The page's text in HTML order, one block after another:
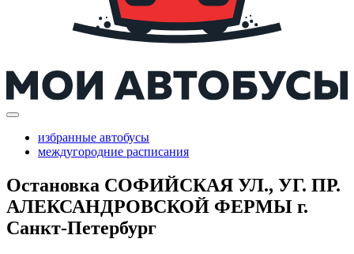
избранные автобусы
междугородние расписания
Остановка СОФИЙСКАЯ УЛ., УГ. ПР.
АЛЕКСАНДРОВСКОЙ ФЕРМЫ г.
Санкт-Петербург